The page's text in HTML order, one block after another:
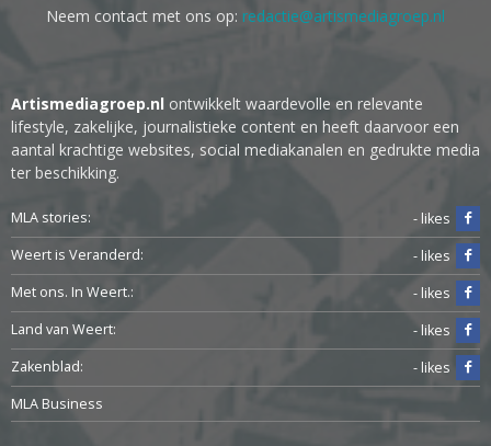
Neem contact met ons op: redactie@artismediagroep.nl
Artismediagroep.nl ontwikkelt waardevolle en relevante
lifestyle, zakelijke, journalistieke content en heeft daarvoor een
aantal krachtige websites, social mediakanalen en gedrukte media
ter beschikking.
MLA stories:
- likes
Weert is Veranderd:
- likes
Met ons. In Weert.:
- likes
Land van Weert:
- likes
Zakenblad:
- likes
MLA Business